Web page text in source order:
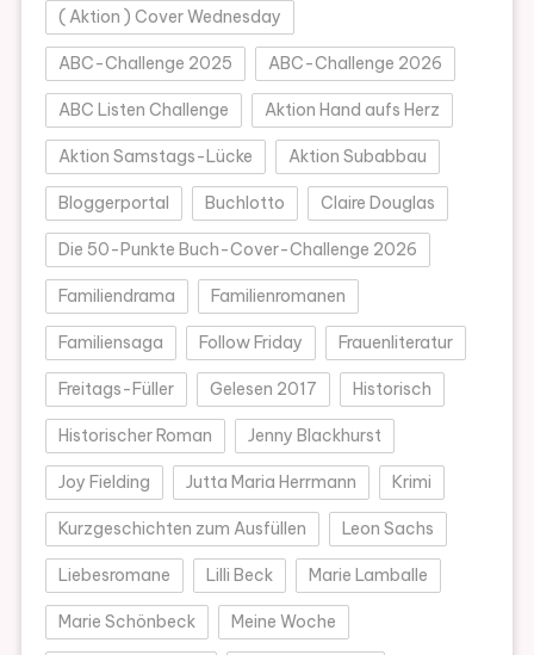
( Aktion ) Cover Wednesday
ABC-Challenge 2025 ABC-Challenge 2026
ABC Listen Challenge Aktion Hand aufs Herz
Aktion Samstags-Lücke Aktion Subabbau
Bloggerportal Buchlotto Claire Douglas
Die 50-Punkte Buch-Cover-Challenge 2026
Familiendrama Familienromanen
Familiensaga Follow Friday Frauenliteratur
Freitags-Füller Gelesen 2017 Historisch
Historischer Roman Jenny Blackhurst
Joy Fielding Jutta Maria Herrmann Krimi
Kurzgeschichten zum Ausfüllen Leon Sachs
Liebesromane Lilli Beck Marie Lamballe
Marie Schönbeck Meine Woche